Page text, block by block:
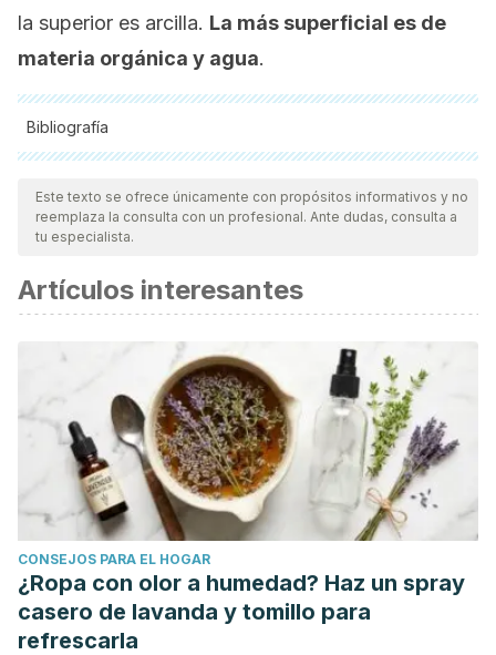
la superior es arcilla. La más superficial es de
materia orgánica y agua.
Bibliografía
Todas las fuentes citadas fueron revisadas a profundidad por
nuestro equipo, para asegurar su calidad, confiabilidad,
vigencia y validez.La bibliografía de este artículo fue
científica.
Sztern D, Pravia M. Manual para la elaboración de
compost: Bases conceptuales y procedimientos.
Russel EJ, Russel EW. Las condiciones del suelo y el
desarrollo de las plantas. (1964).
Hortalizas V, Escolar H. Tipos de suelo. (2015).
Sánchez J. Fertilidad del suelo y nutrición mineral en
plantas - Conceptos básicos. Fertitec S.A (2007).
Este texto se ofrece únicamente con propósitos informativos y no
reemplaza la consulta con un profesional. Ante dudas, consulta a
tu especialista.
Artículos interesantes
CONSEJOS PARA EL HOGAR
¿Ropa con olor a humedad? Haz un spray
casero de lavanda y tomillo para
refrescarla